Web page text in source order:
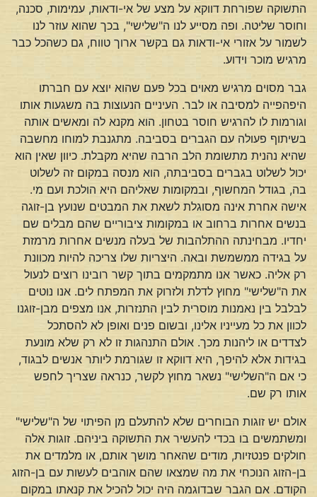
התשוקה שפורחת דווקא על מצע של אי-ודאות, עמימות, סכנה,
וחוסר שליטה. ופה מסייע לנו ה"שלישי", בכך שהוא עוזר לנו
לשמור על אזורי אי-ודאות גם בקשר ארוך טווח, גם כשהכל כבר
מרגיש מוכר וידוע.
גבר מסוים מרגיש מאוים בכל פעם שהוא יוצא עם חברתו
היפהפייה למסיבה או לבר. העיניים הנעוצות בה משגעות אותו
וגורמות לו להרגיש חוסר בטחון. הוא מקנא לה ומאשים אותה
בשיתוף פעולה עם הגברים בסביבה. מתגנבת למוחו מחשבה
שהיא נהנית מתשומת הלב הרבה שהיא מקבלת. כיוון שאין הוא
יכול לשלוט בגברים בסביבתה, הוא מנסה במקום זה לשלוט
בה, בגודל המחשוף, ובמקומות שאליהם היא הולכת ועם מי.
אישה אחרת אינה מסוגלת לשאת את המבטים שנועץ בן-זוגה
בנשים אחרות ברחוב או במקומות ציבוריים שהם מבלים שם
יחדיו. מבחינתה ההתלהבות של בעלה מנשים אחרות מרמזת
על בגידה ממשמשת ובאה. היצריות שלו צריכה להיות מכוונת
רק אליה. כאשר אנו מתמקמים בתוך קשר רובינו רוצים לנעול
את ה"שלישי" מחוץ לדלת ולזרוק את המפתח לים. אנו נוטים
לבלבל בין נאמנות מוסרית לבין התנזרות, אנו מצפים מבן-זוגנו
לכוון את כל מעייניו אלינו, ובשום פנים ואופן לא להסתכל
לצדדים או ליהנות מכך. אולם התנהגות זו לא רק שלא מונעת
בגידות אלא להיפך, היא דווקא זו שגורמת ליותר אנשים לבגוד,
כי אם ה"השלישי" נשאר מחוץ לקשר, כנראה שצריך לחפש
אותו רק שם.
אולם יש זוגות הבוחרים שלא להתעלם מן הפיתוי של ה"שלישי"
ומשתמשים בו בכדי להעשיר את התשוקה ביניהם. זוגות אלה
חולקים פנטזיות, מודים שהאחר מושך אותם, או מלמדים את
בן-הזוג הנוכחי את מה שמצאו שהם אוהבים לעשות עם בן-הזוג
הקודם. אם הגבר שבדוגמה היה יכול להכיל את קנאתו במקום